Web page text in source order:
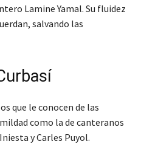
Lamine Yamal. Su fluidez
salvando las
que le conocen de las
como la de canteranos
y Carles Puyol.